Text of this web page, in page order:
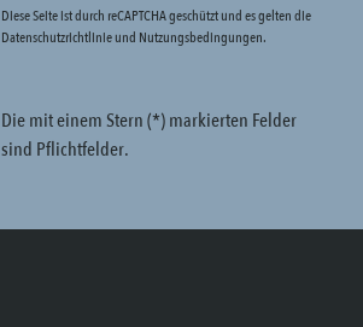
Diese Seite ist durch reCAPTCHA geschützt und es gelten die
Datenschutzrichtlinieund Nutzungsbedingungen.
Die mit einem Stern (*) markierten Felder
sind Pflichtfelder.